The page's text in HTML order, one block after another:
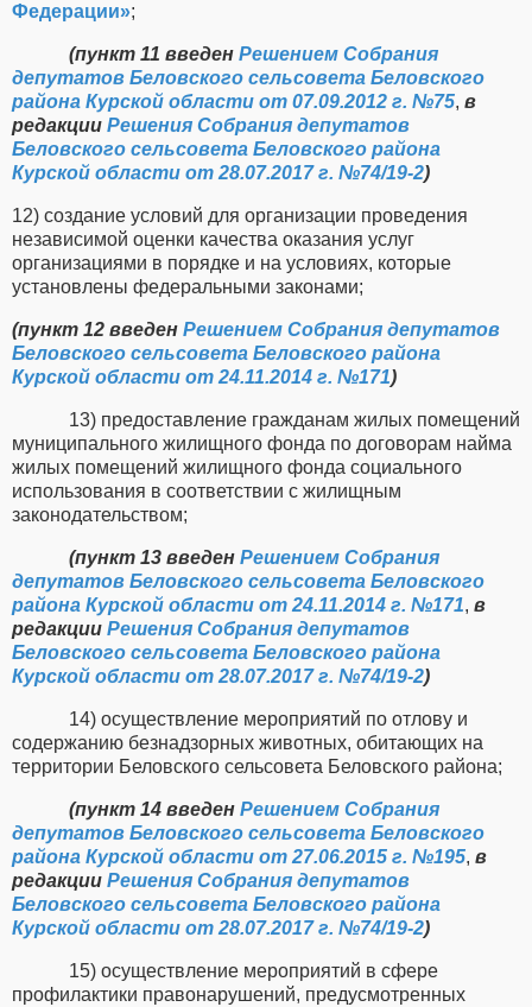
Федерации»;
(пункт 11 введен Решением Собрания
депутатов Беловского сельсовета Беловского
района Курской области от 07.09.2012 г. №75, в
редакции Решения Собрания депутатов
Беловского сельсовета Беловского района
Курской области от 28.07.2017 г. №74/19-2)
12) создание условий для организации проведения
независимой оценки качества оказания услуг
организациями в порядке и на условиях, которые
установлены федеральными законами;
(пункт 12 введен Решением Собрания депутатов
Беловского сельсовета Беловского района
Курской области от 24.11.2014 г. №171)
13) предоставление гражданам жилых помещений
муниципального жилищного фонда по договорам найма
жилых помещений жилищного фонда социального
использования в соответствии с жилищным
законодательством;
(пункт 13 введен Решением Собрания
депутатов Беловского сельсовета Беловского
района Курской области от 24.11.2014 г. №171, в
редакции Решения Собрания депутатов
Беловского сельсовета Беловского района
Курской области от 28.07.2017 г. №74/19-2)
14) осуществление мероприятий по отлову и
содержанию безнадзорных животных, обитающих на
территории Беловского сельсовета Беловского района;
(пункт 14 введен Решением Собрания
депутатов Беловского сельсовета Беловского
района Курской области от 27.06.2015 г. №195, в
редакции Решения Собрания депутатов
Беловского сельсовета Беловского района
Курской области от 28.07.2017 г. №74/19-2)
15) осуществление мероприятий в сфере
профилактики правонарушений, предусмотренных